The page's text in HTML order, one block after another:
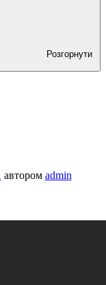
Розгорнути
автором admin